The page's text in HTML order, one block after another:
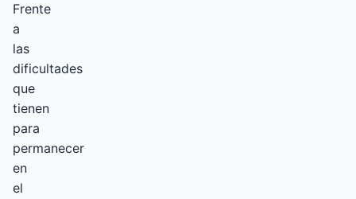
Frente
a
las
dificultades
que
tienen
para
permanecer
en
el